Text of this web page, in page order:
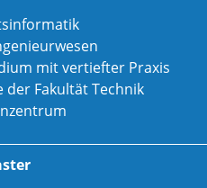
mit vertiefter Praxis
Fakultät Technik